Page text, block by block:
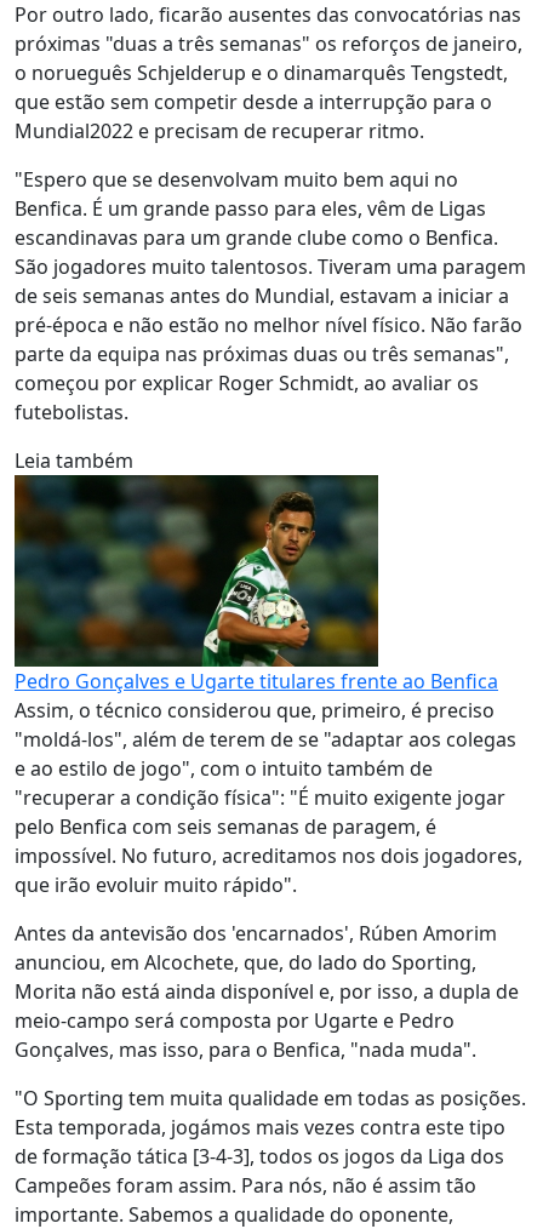
Por outro lado, ficarão ausentes das convocatórias nas
próximas "duas a três semanas" os reforços de janeiro,
o norueguês Schjelderup e o dinamarquês Tengstedt,
que estão sem competir desde a interrupção para o
Mundial2022 e precisam de recuperar ritmo.
"Espero que se desenvolvam muito bem aqui no
Benfica. É um grande passo para eles, vêm de Ligas
escandinavas para um grande clube como o Benfica.
São jogadores muito talentosos. Tiveram uma paragem
de seis semanas antes do Mundial, estavam a iniciar a
pré-época e não estão no melhor nível físico. Não farão
parte da equipa nas próximas duas ou três semanas",
começou por explicar Roger Schmidt, ao avaliar os
futebolistas.
Leia também
Pedro Gonçalves e Ugarte titulares frente ao Benfica
Assim, o técnico considerou que, primeiro, é preciso
"moldá-los", além de terem de se "adaptar aos colegas
e ao estilo de jogo", com o intuito também de
"recuperar a condição física": "É muito exigente jogar
pelo Benfica com seis semanas de paragem, é
impossível. No futuro, acreditamos nos dois jogadores,
que irão evoluir muito rápido".
Antes da antevisão dos 'encarnados', Rúben Amorim
anunciou, em Alcochete, que, do lado do Sporting,
Morita não está ainda disponível e, por isso, a dupla de
meio-campo será composta por Ugarte e Pedro
Gonçalves, mas isso, para o Benfica, "nada muda".
"O Sporting tem muita qualidade em todas as posições.
Esta temporada, jogámos mais vezes contra este tipo
de formação tática [3-4-3], todos os jogos da Liga dos
Campeões foram assim. Para nós, não é assim tão
importante. Sabemos a qualidade do oponente,